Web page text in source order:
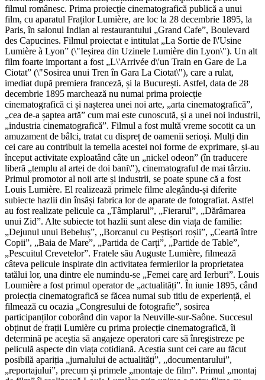
filmul românesc. Prima proiecție cinematografică publică a unui
film, cu aparatul Fraților Lumière, are loc la 28 decembrie 1895, la
Paris, în salonul Indian al restaurantului „Grand Cafe”, Boulevard
des Capucines. Filmul proiectat e intitulat „La Sortie de l\'Usine
Lumière à Lyon” (\"Ieșirea din Uzinele Lumière din Lyon\"). Un alt
film foarte important a fost „L\'Arrivée d\'un Train en Gare de La
Ciotat” (\"Sosirea unui Tren în Gara La Ciotat\"), care a rulat,
imediat după premiera franceză, și la București. Astfel, data de 28
decembrie 1895 marchează nu numai prima proiecție
cinematografică ci și nașterea unei noi arte, „arta cinematografică”,
„cea de-a șaptea artă” cum mai este cunoscută, și a unei noi industrii,
„industria cinematografică”. Filmul a fost multă vreme socotit ca un
amuzament de bâlci, tratat cu dispreț de oamenii serioși. Mulți din
cei care au contribuit la temelia acestei noi forme de exprimare, și-au
început activitate exploatând câte un „nickel odeon” (în traducere
liberă „templu al artei de doi bani\"), cinematograful de mai târziu.
Primul promotor al noii arte și industrii, se poate spune că a fost
Louis Lumière. El realizează primele filme alegându-și diferite
subiecte hazlii din însăși fabrica lor de aparate de fotografiat. Astfel
au fost realizate pelicule ca „Tâmplarul”, „Fierarul”, „Dărâmarea
unui Zid”. Alte subiecte tot hazlii sunt alese din viața de familie:
„Dejunul unui Bebeluș”, „Borcanul cu Peștișori roșii”, „Ceartă între
Copii”, „Baia de Mare”, „Partida de Carți”, „Partide de Table”,
„Pescuitul Crevetelor”. Fratele său Auguste Lumière, filmează
câteva pelicule inspirate din activitatea fermierilor la proprietatea
tatălui lor, una dintre ele numindu-se „Femei care ard Ierburi”. Louis
Loumière a fost primul operator de „actualități”. În iunie 1895, când
proiecția cinematografică se făcea numai sub titlu de experiență, el
filmează cu ocazia „Congresului de fotografie”, sosirea
participanților coborând din vapor la Neuville-sur-Saône. Succesul
obținut de frații Lumière cu prima proiecție cinematografică, îi
determină pe aceștia să angajeze operatori care să înregistreze pe
peliculă aspecte din viața cotidiană. Aceștia sunt cei care au făcut
posibilă apariția „jurnalului de actualități”, „documentarului”,
„reportajului”, precum și primele „montaje de film”. Primul „montaj